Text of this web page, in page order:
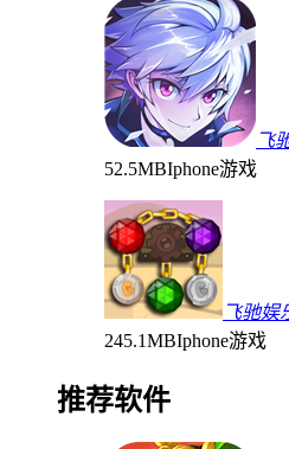
飞
52.5MBIphone游戏
飞驰娱
245.1MBIphone游戏
推荐软件